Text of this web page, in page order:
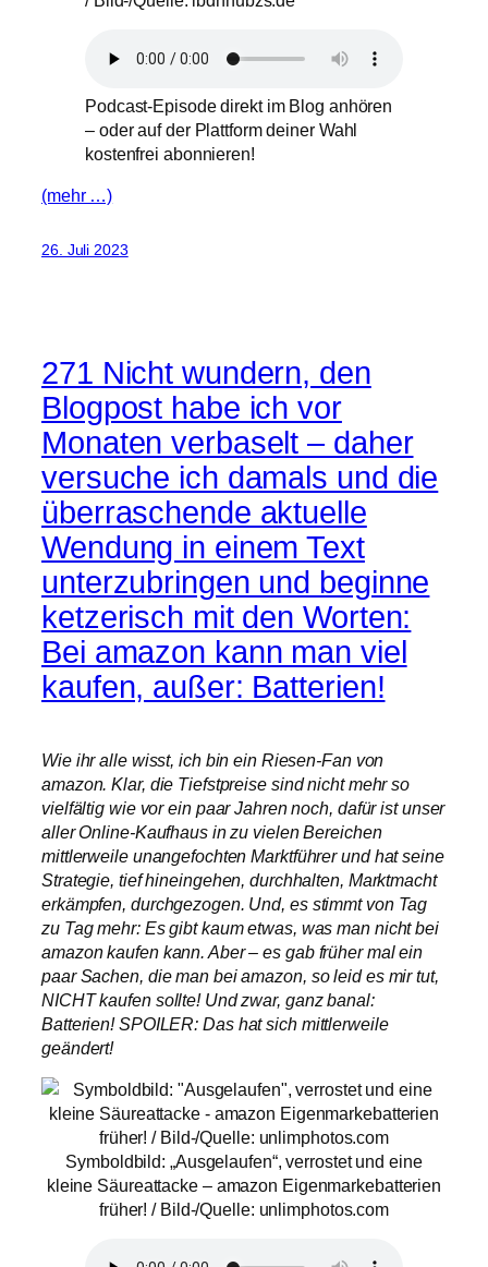
Podcast-Episode direkt im Blog anhören
– oder auf der Plattform deiner Wahl
kostenfrei abonnieren!
(mehr …)
26. Juli 2023
271 Nicht wundern, den
Blogpost habe ich vor
Monaten verbaselt – daher
versuche ich damals und die
überraschende aktuelle
Wendung in einem Text
unterzubringen und beginne
ketzerisch mit den Worten:
Bei amazon kann man viel
kaufen, außer: Batterien!
Wie ihr alle wisst, ich bin ein Riesen-Fan von
amazon. Klar, die Tiefstpreise sind nicht mehr so
vielfältig wie vor ein paar Jahren noch, dafür ist unser
aller Online-Kaufhaus in zu vielen Bereichen
mittlerweile unangefochten Marktführer und hat seine
Strategie, tief hineingehen, durchhalten, Marktmacht
erkämpfen, durchgezogen. Und, es stimmt von Tag
zu Tag mehr: Es gibt kaum etwas, was man nicht bei
amazon kaufen kann. Aber – es gab früher mal ein
paar Sachen, die man bei amazon, so leid es mir tut,
NICHT kaufen sollte! Und zwar, ganz banal:
Batterien! SPOILER: Das hat sich mittlerweile
geändert!
Symboldbild: „Ausgelaufen“, verrostet und eine
kleine Säureattacke – amazon Eigenmarkebatterien
früher! / Bild-/Quelle: unlimphotos.com